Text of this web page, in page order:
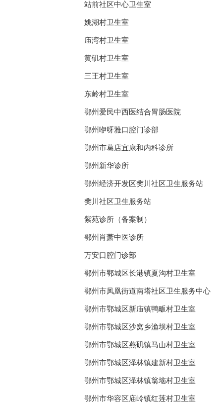
站前社区中心卫生室
姚湖村卫生室
庙湾村卫生室
黄矶村卫生室
三王村卫生室
东岭村卫生室
鄂州爱民中西医结合胃肠医院
鄂州咿呀雅口腔门诊部
鄂州市葛店宜康和内科诊所
鄂州新华诊所
鄂州经济开发区樊川社区卫生服务站
樊川社区卫生服务站
紫苑诊所（备案制）
鄂州肖萧中医诊所
万安口腔门诊部
鄂州市鄂城区长港镇夏沟村卫生室
鄂州市凤凰街道南塔社区卫生服务中心
鄂州市鄂城区新庙镇鸭畈村卫生室
鄂州市鄂城区沙窝乡渔坝村卫生室
鄂州市鄂城区燕矶镇马山村卫生室
鄂州市鄂城区泽林镇建新村卫生室
鄂州市鄂城区泽林镇翁垴村卫生室
鄂州市华容区庙岭镇红莲村卫生室